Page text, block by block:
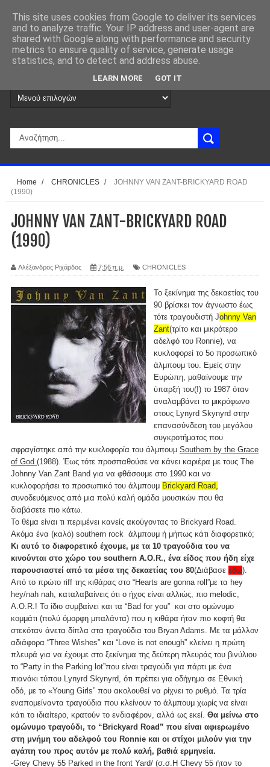
Home / CHRONICLES /
JOHNNY VAN ZANT-BRICKYARD ROAD
(1990)
JOHNNY VAN ZANT-BRICKYARD ROAD
(1990)
Αλέξανδρος Ριχάρδος 7:56 π.μ. CHRONICLES
Το ξεκίνημα της δεκαετίας του
90 βρίσκει τον άγνωστο έως
τότε τραγουδιστή Johnny Van
Zant(τρίτο και μικρότερο
αδελφό του Ronnie), να
κυκλοφορεί το 5ο προσωπικό
άλμπουμ του. Εμείς στην
Ευρώπη, μαθαίνουμε την
ύπαρξή του(!) το 1987 όταν
αναλαμβάνει το μικρόφωνο
στους Lynyrd Skynyrd στην
επανασύνδεση του μεγάλου
συγκροτήματος που
σφραγίστηκε από την κυκλοφορία του άλμπουμ Southern by the Grace
of God (1988). Έως τότε προσπαθούσε να κάνει καριέρα με τους The
Johnny Van Zant Band για να φθάσουμε στο 1990 και να
κυκλοφορήσει το προσωπικό του άλμπουμ Brickyard Road,
συνοδευόμενος από μια πολύ καλή ομάδα μουσικών που θα
διαβάσετε πιο κάτω.
Το θέμα είναι τι περιμένει κανείς ακούγοντας το Brickyard Road.
Ακόμα ένα (καλό) southern rock άλμπουμ ή μήπως κάτι διαφορετικό;
Κι αυτό το διaφορετικό έχουμε, με τα 10 τραγούδια του να
κινούνται στο χώρο του southern A.O.R., ένα είδος που ήδη είχε
παρουσιαστεί από τα μέσα της δεκαετίας του 80(Διάβασε εδώ).
Από το πρώτο riff της κιθάρας στο “Hearts are gonna roll”με τα hey
hey/nah nah, καταλαβαίνεις ότι ο ήχος είναι αλλιώς, πιο melodic,
A.O.R.! Το ίδιο συμβαίνει και τα “Bad for you” και στο ομώνυμο
κομμάτι (πολύ όμορφη μπαλάντα) που η κιθάρα ήταν πιο κοφτή θα
στεκόταν άνετα δίπλα στα τραγούδια του Bryan Adams. Με τα μάλλον
αδιάφορα “Three Wishes” και “Love is not enough” κλείνει η πρώτη
πλευρά για να έχουμε στο ξεκίνημα της δεύτερη πλευράς του βινύλιου
το “Party in the Parking lot”που είναι τραγούδι για πάρτι με ένα
πιανάκι τύπου Lynyrd Skynyrd, ότι πρέπει για οδήγημα σε Εθνική
οδό, με το «Young Girls” που ακολουθεί να ρίχνει το ρυθμό. Τα τρία
εναπομείναντα τραγούδια που κλείνουν το άλμπουμ χωρίς να είναι
κάτι το ιδιαίτερο, κρατούν το ενδιαφέρον, αλλά ως εκεί. Θα μείνω στο
ομώνυμο τραγούδι, το “Brickyard Road” που είναι αφιερωμένο
στη μνήμη του αδελφού του Ronnie και οι στίχοι μιλούν για την
αγάπη του προς αυτόν με πολύ καλή, βαθιά ερμηνεία.
-Grey Chevy 55 Parked in the front Yard/ (σ.σ.H Chevy 55 ήταν το
This site uses cookies from Google to deliver its services
and to analyze traffic. Your IP address and user-agent are
shared with Google along with performance and security
metrics to ensure quality of service, generate usage
statistics, and to detect and address abuse.
LEARN MORE GOT IT